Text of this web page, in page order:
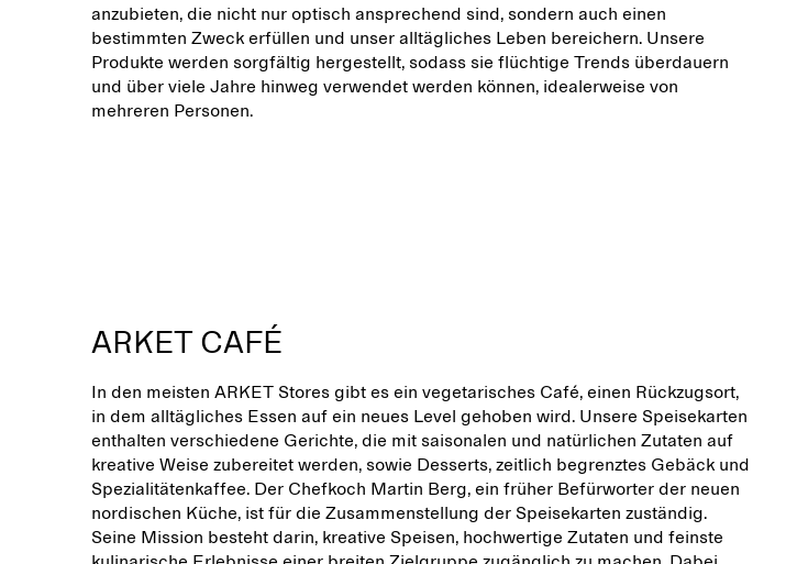
anzubieten, die nicht nur optisch ansprechend sind, sondern auch einen
bestimmten Zweck erfüllen und unser alltägliches Leben bereichern. Unsere
Produkte werden sorgfältig hergestellt, sodass sie flüchtige Trends überdauern
und über viele Jahre hinweg verwendet werden können, idealerweise von
mehreren Personen.
ARKET CAFÉ
In den meisten ARKET Stores gibt es ein vegetarisches Café, einen Rückzugsort,
in dem alltägliches Essen auf ein neues Level gehoben wird. Unsere Speisekarten
enthalten verschiedene Gerichte, die mit saisonalen und natürlichen Zutaten auf
kreative Weise zubereitet werden, sowie Desserts, zeitlich begrenztes Gebäck und
Spezialitätenkaffee. Der Chefkoch Martin Berg, ein früher Befürworter der neuen
nordischen Küche, ist für die Zusammenstellung der Speisekarten zuständig.
Seine Mission besteht darin, kreative Speisen, hochwertige Zutaten und feinste